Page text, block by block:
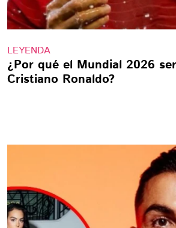
LEYENDA
¿Por qué el Mundial 2026
Cristiano Ronaldo?